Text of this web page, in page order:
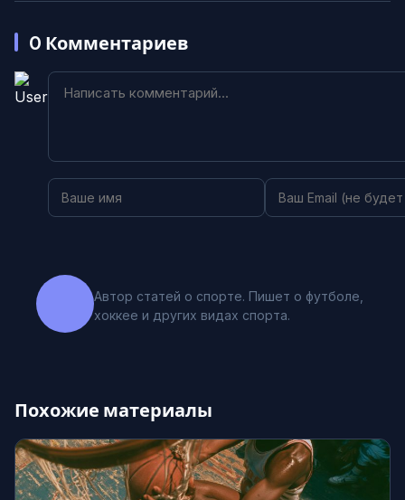
0 Комментариев
Автор статей о спорте. Пишет о футболе,
хоккее и других видах спорта.
Похожие материалы